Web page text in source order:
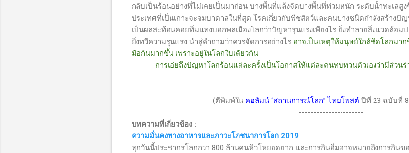
กลับเป็นร้อนอย่างที่ไม่เคยเป็นมาก่อน บางพื้นที่แล้งจัดบางพื้นที่ท่วมหนัก ระดับน้ำทะเล
ประเทศที่เป็นเกาะจะจมบาดาลในที่สุด โรคเกี่ยวกับพืชสัตว์และคนบางชนิดกำลังสร้างปั
เป็นผลสะท้อนคอยทิ่มแทงบอกพลเมืองโลกว่าปัญหารุนแรงเพียงไร ยิ่งทำลายสิ่งแวดล้อม
ยิ่งทวีความรุนแรง นำสู่คำถามว่าควรจัดการอย่างไร อาจเป็นเหตุให้มนุษย์ใกล้ชิดโลกมา
มือกันมากขึ้น เพราะอยู่ในโลกใบเดียวกัน
การเอ่ยถึงปัญหาโลกร้อนแต่ละครั้งเป็นโอกาสให้แต่ละคนทบทวนตัวเองว่ามีส่วนร่
(ตีพิมพ์ใน คอลัมน์ “สถานการณ์โลก”ไทยโพสต์ ปีที่ 23 ฉบับที่
----------------------
บทความที่เกี่ยวข้อง :
ความมั่นคงทางอาหารและภาวะโภชนาการโลก 2019
ทุกวันนี้ประชากรโลกกว่า 800 ล้านคนหิวโหยอดยาก และการกินอิ่มอาจหมายถึงการกินข